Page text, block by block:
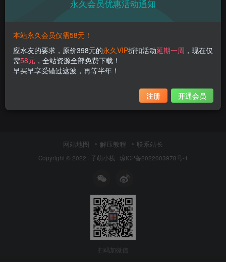
子萌在线
网站地图 解压教程 联系站长
Copyright © 2022 · 子萌小栈 · 琼ICP备2022003978号-1
扫码加微信
永久会员优惠活动通知
本站永久会员仅需58元！
应水友的要求，原价398元的永久VIP折扣活动延期一周 ，现在仅
需58元 ，全站资源全部免费下载！
早买早享受错过这波，再等半年！
注册 开通会员